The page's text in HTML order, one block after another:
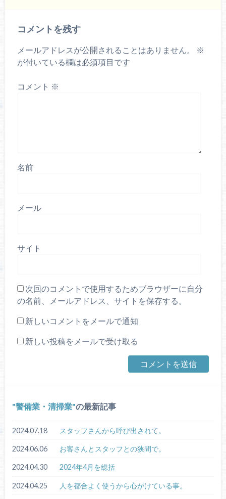
コメントを残す
メールアドレスが公開されることはありません。
※
が付いている欄は必須項目です
コメント ※
名前
メール
サイト
次回のコメントで使用するためブラウザーに自分
の名前、メールアドレス、サイトを保存する。
新しいコメントをメールで通知
新しい投稿をメールで受け取る
警備業・清掃業 の最新記事
2024.07.18 スタッフさんから呼び出されて。
2024.06.06 お客さんとスタッフとの狭間で。
2024.04.30 2024年4月を総括
2024.04.25 人を都合よく使うから心がけている事。